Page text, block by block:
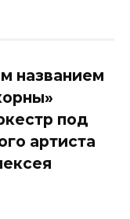
названием
под
артиста